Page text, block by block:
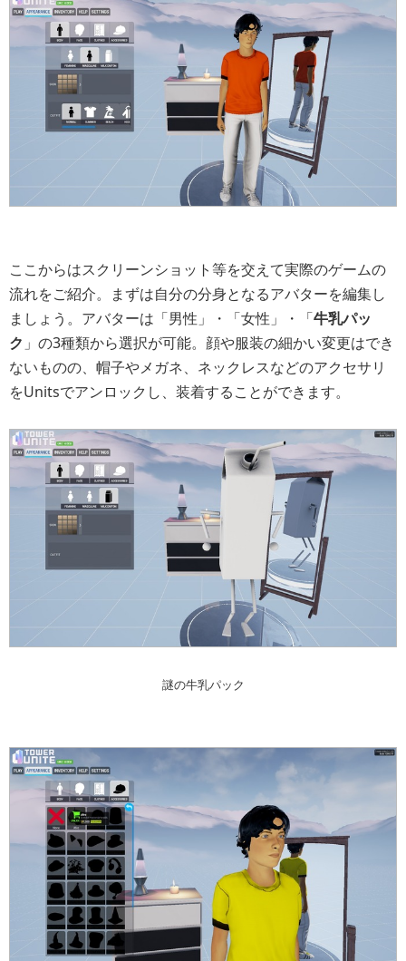
ここからはスクリーンショット等を交えて実際のゲームの
流れをご紹介。まずは自分の分身となるアバターを編集し
ましょう。アバターは「男性」・「女性」・「牛乳パッ
ク 」の3種類から選択が可能。顔や服装の細かい変更はでき
ないものの、帽子やメガネ、ネックレスなどのアクセサリ
をUnitsでアンロックし、装着することができます。
謎の牛乳パック